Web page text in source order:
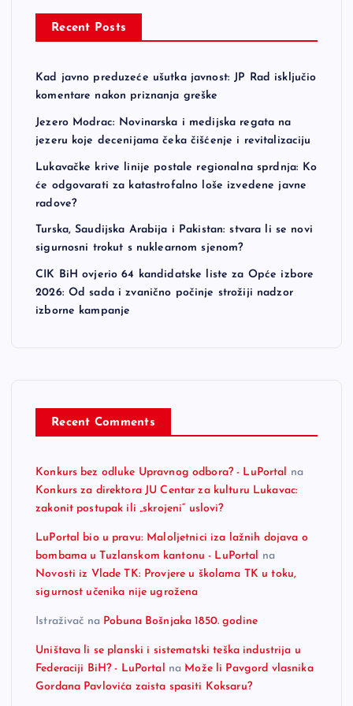
i
n
a
i
o
Recent Posts
Kad javno preduzeće ušutka javnost: JP Rad isključio
komentare nakon priznanja greške
Jezero Modrac: Novinarska i medijska regata na
jezeru koje decenijama čeka čišćenje i revitalizaciju
Lukavačke krive linije postale regionalna sprdnja: Ko
će odgovarati za katastrofalno loše izvedene javne
radove?
Turska, Saudijska Arabija i Pakistan: stvara li se novi
sigurnosni trokut s nuklearnom sjenom?
CIK BiH ovjerio 64 kandidatske liste za Opće izbore
2026: Od sada i zvanično počinje strožiji nadzor
izborne kampanje
Recent Comments
Konkurs bez odluke Upravnog odbora? - LuPortal
na
Konkurs za direktora JU Centar za kulturu Lukavac:
zakonit postupak ili „skrojeni“ uslovi?
LuPortal bio u pravu: Maloljetnici iza lažnih dojava o
bombama u Tuzlanskom kantonu - LuPortal
na
Novosti iz Vlade TK: Provjere u školama TK u toku,
sigurnost učenika nije ugrožena
Istraživač na Pobuna Bošnjaka 1850. godine
Uništava li se planski i sistematski teška industrija u
Federaciji BiH? - LuPortal
na Može li Pavgord vlasnika
Gordana Pavlovića zaista spasiti Koksaru?